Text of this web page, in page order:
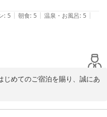
ームやトレーニングルームも完
います。また、是非泊まりたい
: 5 | 朝食: 5 | 温泉・お風呂: 5 |
じめてのご宿泊を賜り、誠にあ
口コミをご投稿いただき重ね